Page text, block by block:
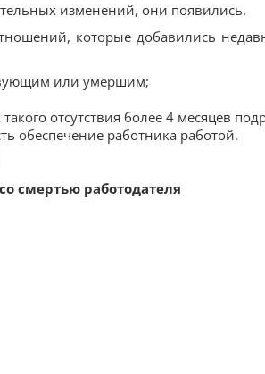
изменений, они появились.
которые добавились
или умершим;
отсутствия более 4 месяцев
обеспечение работника работой.
смертью работодателя